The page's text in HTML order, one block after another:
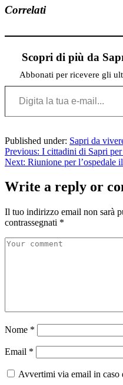
Correlati
Scopri di più da
Abbonati per ricevere gli
Digita la tua e-mail...
Published under: Sapri da
Previous: I cittadini di Sapri per
Next: Riunione per l’ospedale
Write a reply or
Il tuo indirizzo email non sarà
contrassegnati *
Comment
Nome *
Email *
Avvertimi via email in caso